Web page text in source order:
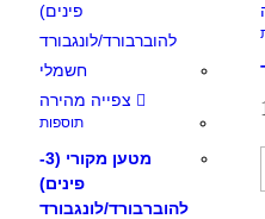
צפייה מהירה
תוספות
מטען מקורי (3-
פינים)
להוברבורד/לונגבורד